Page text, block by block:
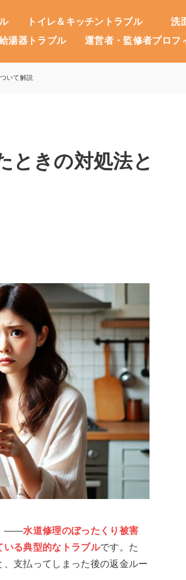
トイレ＆キッチントラブル
洗
湯器トラブル
運営者・監修者プロフ
いて解説
ときの対処法と
」——水道修理のぼったくり被害
いる典型的なトラブルです。た
支払ってしまった後の返金ルー